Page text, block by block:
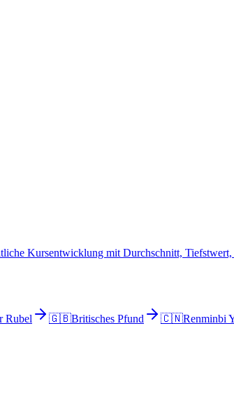
Kursentwicklung mit Durchschnitt,
Rubel 🇬🇧Britisches Pfund 🇨🇳Renminbi